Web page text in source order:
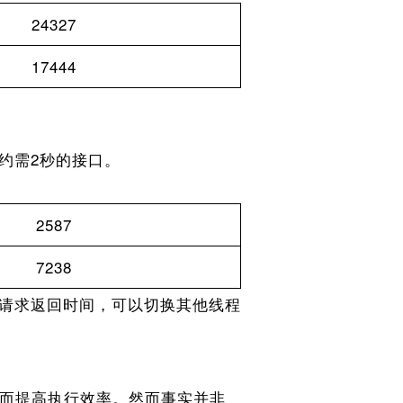
24327
17444
2秒的接口。
2587
7238
求返回时间，可以切换其他线程
提高执行效率。然而事实并非